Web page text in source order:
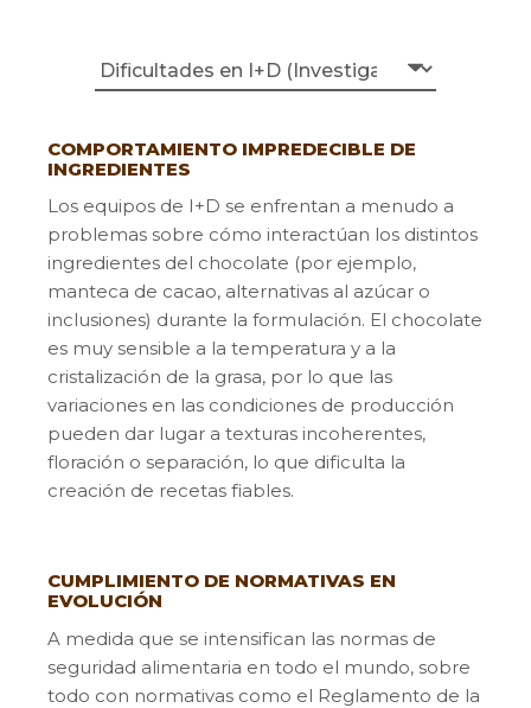
COMPORTAMIENTO IMPREDECIBLE DE
INGREDIENTES
Los equipos de I+D se enfrentan a menudo a
problemas sobre cómo interactúan los distintos
ingredientes del chocolate (por ejemplo,
manteca de cacao, alternativas al azúcar o
inclusiones) durante la formulación. El chocolate
es muy sensible a la temperatura y a la
cristalización de la grasa, por lo que las
variaciones en las condiciones de producción
pueden dar lugar a texturas incoherentes,
floración o separación, lo que dificulta la
creación de recetas fiables.
CUMPLIMIENTO DE NORMATIVAS EN
EVOLUCIÓN
A medida que se intensifican las normas de
seguridad alimentaria en todo el mundo, sobre
todo con normativas como el Reglamento de la